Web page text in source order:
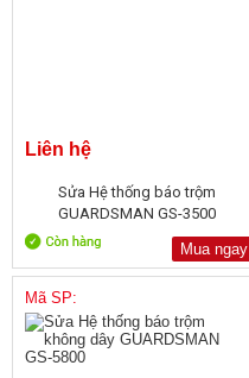
Liên hệ
Sửa Hệ thống báo trộm
GUARDSMAN GS-3500
Mua ngay
Mã SP: